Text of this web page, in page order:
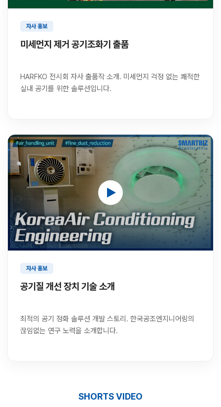
자사 홍보
미세먼지 제거 공기조화기 출품
HARFKO 전시회 자사 출품작 소개. 미세먼지 걱정 없는 쾌적한
실내 공기를 위한 솔루션입니다.
자사 홍보
공기질 개선 장치 기술 소개
최적의 공기 정화 솔루션 개발 스토리. 한국공조엔지니어링의
끊임없는 연구 노력을 소개합니다.
SHORTS VIDEO